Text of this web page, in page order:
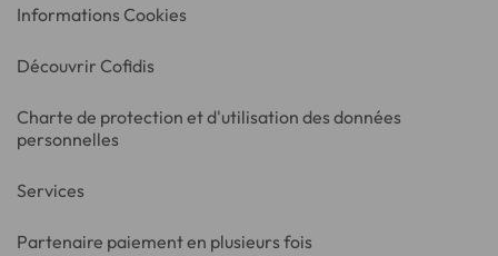
Informations Cookies
Découvrir Cofidis
Charte de protection et d'utilisation des données
personnelles
Services
Partenaire paiement en plusieurs fois